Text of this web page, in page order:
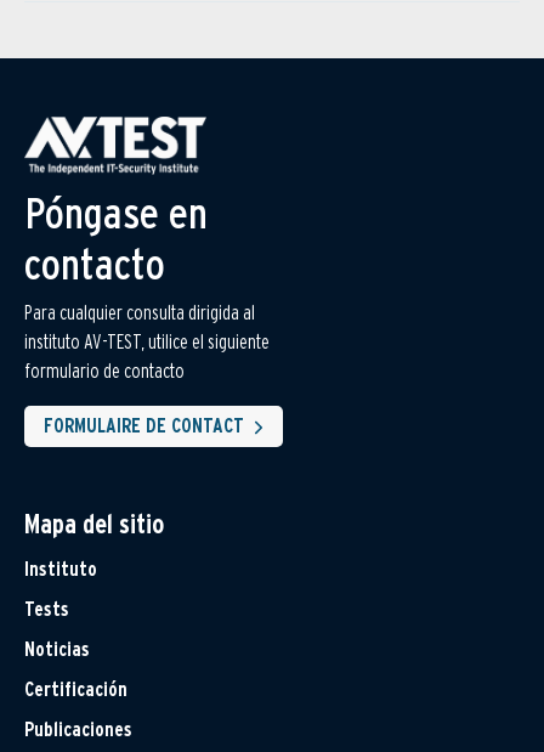
Póngase en
contacto
Para cualquier consulta dirigida al
instituto AV-TEST, utilice el siguiente
formulario de contacto
FORMULAIRE DE CONTACT
Mapa del sitio
Instituto
Tests
Noticias
Certificación
Publicaciones